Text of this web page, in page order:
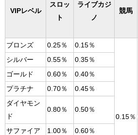
VIPレベル
スロッ
ト
ライブカジ
ノ
競馬
ブロンズ 0.25％ 0.15％
0.15％
シルバー 0.55％
0.35％
ゴールド
0.60％
0.40％
プラチナ
0.70％
0.45％
ダイヤモン
ド
0.80％ 0.50％
サファイア 1.00％
0.60％